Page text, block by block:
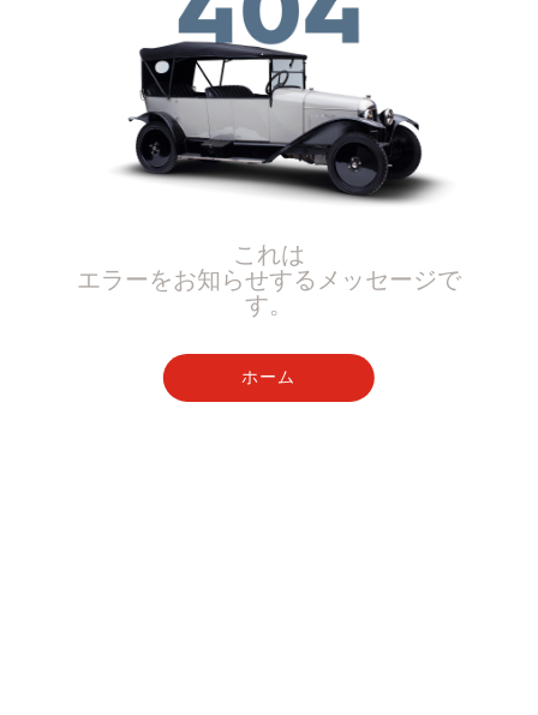
これは
エラーをお知らせするメッセージで
す。
ホーム